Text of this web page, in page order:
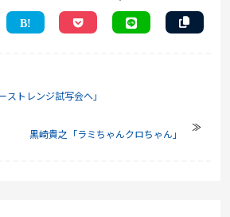
ストレンジ試写会へ」
黒崎貴之「ラミちゃんクロちゃん」